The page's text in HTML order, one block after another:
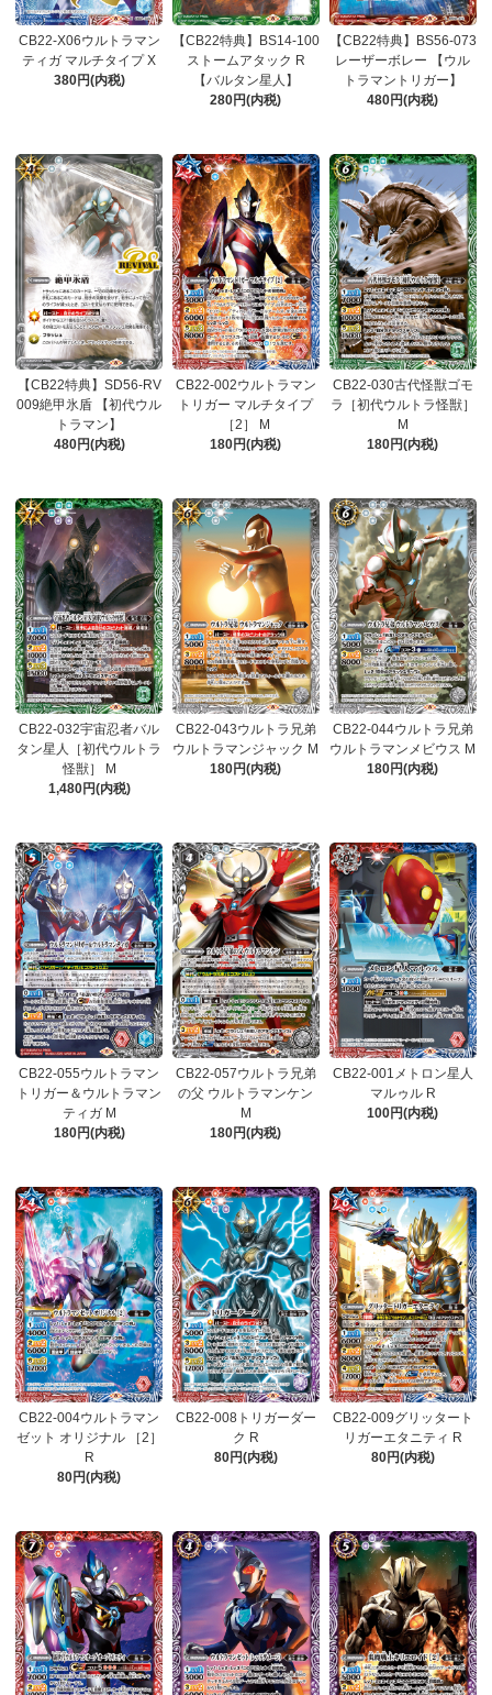
CB22-X06ウルトラマン
ティガ マルチタイプ X
380円(内税)
【CB22特典】BS14-100
ストームアタック R
【バルタン星人】
280円(内税)
【CB22特典】BS56-073
レーザーボレー 【ウル
トラマントリガー】
480円(内税)
【CB22特典】SD56-RV
009絶甲氷盾 【初代ウル
トラマン】
480円(内税)
CB22-002ウルトラマン
トリガー マルチタイプ
［2］ M
180円(内税)
CB22-030古代怪獣ゴモ
ラ［初代ウルトラ怪獣］
M
180円(内税)
CB22-032宇宙忍者バル
タン星人［初代ウルトラ
怪獣］ M
1,480円(内税)
CB22-043ウルトラ兄弟
ウルトラマンジャック M
180円(内税)
CB22-044ウルトラ兄弟
ウルトラマンメビウス M
180円(内税)
CB22-055ウルトラマン
トリガー＆ウルトラマン
ティガ M
180円(内税)
CB22-057ウルトラ兄弟
の父 ウルトラマンケン
M
180円(内税)
CB22-001メトロン星人
マルゥル R
100円(内税)
CB22-004ウルトラマン
ゼット オリジナル ［2］
R
80円(内税)
CB22-008トリガーダー
ク R
80円(内税)
CB22-009グリッタート
リガーエタニティ R
80円(内税)